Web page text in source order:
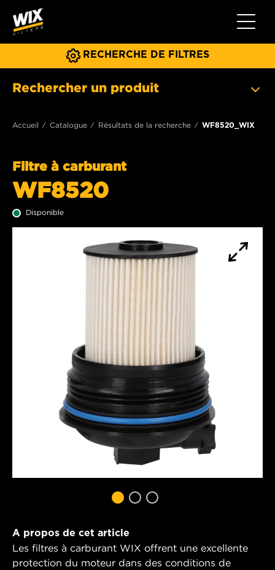
Toggle
RECHERCHE DE FILTRES
Rechercher un produit
Accueil Catalogue Résultats de la recherche WF8520_WIX
Filtre à carburant
WF8520
Disponible
A propos de cet article
Les filtres à carburant WIX offrent une excellente
protection du moteur dans des conditions de